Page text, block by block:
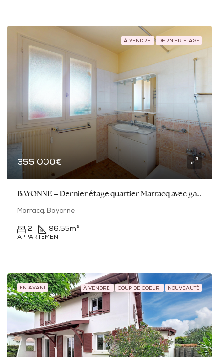
À VENDRE DERNIER ÉTAGE
355 000€
BAYONNE – Dernier étage quartier Marracq avec garage boxé
Marracq, Bayonne
2 96,55m²
APPARTEMENT
EN AVANT À VENDRE COUP DE COEUR NOUVEAUTÉ